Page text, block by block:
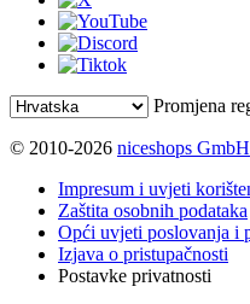
Promjena
© 2010-2026 niceshops GmbH
Impresum i uvjeti
Zaštita osobnih podataka
Opći uvjeti poslovanja i
Izjava o pristupačnosti
Postavke privatnosti